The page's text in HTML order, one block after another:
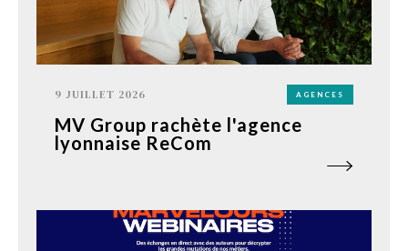
9 JUILLET 2026 AGENCES
MV Group rachète l'agence
lyonnaise ReCom